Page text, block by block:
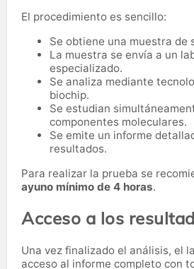
El procedimiento es sencillo:
Se obtiene una muestra de
La muestra se envía a un
especializado.
Se analiza mediante
biochip.
Se estudian
componentes moleculares.
Se emite un informe
resultados.
Para realizar la prueba se
ayuno mínimo de 4 horas.
Acceso a los
Una vez finalizado el análisis, el
acceso al informe completo con